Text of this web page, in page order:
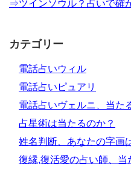
⇒ツインソウル？占いで確
カテゴリー
電話占いウィル
電話占いピュアリ
電話占いヴェルニ、当た
占星術は当たるのか？
姓名判断、あなたの字画
復縁,復活愛の占い師、当